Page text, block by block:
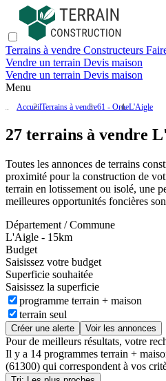
Terrains à vendre Constructeurs
Vendre un terrain Devis maison
Vendre un terrain Devis maison
Menu
AccueilTerrains à vendre61 - OrneL'Aigle
27 terrains à vendre
Toutes les annonces de terrains
proximité pour la construction de
terrain en lotissement ou isolé, une
meilleures opportunités foncières
Département / Commune
L'Aigle - 15km
Budget
Saisissez votre budget
Superficie souhaitée
Saisissez la superficie
programme terrain + maison
terrain seul
Créer une alerte Voir les annonces
Pour de meilleurs résultats, votre
Il y a 14 programmes terrain +
(61300) qui correspondent à vos